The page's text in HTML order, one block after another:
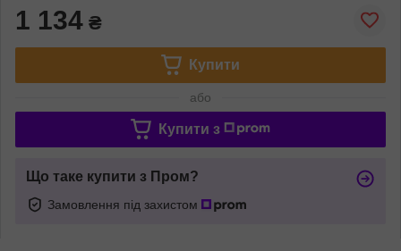
1 134 ₴
Купити
або
Купити з
Що таке купити з Пром?
Замовлення під захистом